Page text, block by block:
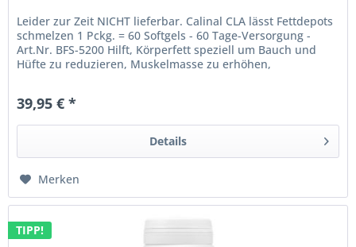
Leider zur Zeit NICHT lieferbar. Calinal CLA lässt Fettdepots
schmelzen 1 Pckg. = 60 Softgels - 60 Tage-Versorgung -
Art.Nr. BFS-5200 Hilft, Körperfett speziell um Bauch und
Hüfte zu reduzieren, Muskelmasse zu erhöhen,
39,95 € *
Details
Merken
TIPP!